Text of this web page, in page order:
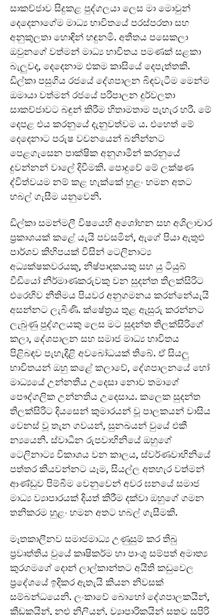
සාකච්ජාව සිදුකළ පුද්ගලයා ලෙස මා මොවුන්
දෙදෙනාගේම මාධ්‍ය භාවිතයේ පරස්පරතා සහ
අනුකුලතා හොඳින් හඳුනමි. අතීතය පසෙකලා
ඔවුනගේ වත්මන් මාධ්‍ය භාවිතය පමණක් සළකා
බැලුවද, දෙදෙනාම එකම කාසියේ දෙපැත්තකි.
ඩිල්කා පසුගිය රජයේ දේශපාලන බිඳවැටීම මෙන්ම
ඔමායා වත්මන් රජයේ පරිපාලන දුර්වලතා
සාකච්ජාවට බඳුන් කිරීම හිතාමතාම පැහැර හරී. මේ
දෙපළ එය කරනුයේ දැනුවත්වම ය. එහෙත් මේ
දෙදෙනාට පරුෂ වචනයෙන් බනින්නට
පෙළගැසෙන පාක්ෂික අනුගාමීන් කරනුයේ
දුවන්නන් වාලේ දිවීමකි. පොදුවේ මේ ලක්ෂණ
ද්විත්වයම නම් කළ හැක්කේ හුළං හමන අතට
හබල් ගැසීම යනුවෙනි.
ඩිල්කා සමන්මලී විෂයෙහි අශෝභන සහ අශිලාචාර
ප්‍රකාශයක් කළේ යැයි පවසමින්, ඇගේ පියා ඇතුළු
පාර්ශව කිහිපයක් විසින් ටෙලිනාට්‍ය
අධ්‍යක්ෂකවරයකු, නිෂ්පාදකයකු සහ යු ටියුබ්
වීඩියෝ නිර්මාණකරුවකු වන සුදන්ත තිලක්සිරිට
එරෙහිව නීතිමය පියවර අනුගමනය කරන්නේයැයි
අසන්නට ලැබිණි. ක්ෂේත්‍රය තුළ ඇසුරු කරන්නට
ලැබුණු පුද්ගලයකු ලෙස මට සුදන්ත තිලක්සිරිගේ
කලා, දේශපාලන සහ සමාජ මාධ්‍ය භාවිතය
පිළිබඳව පැහැදිළි අවබෝධයක් තිබේ. ඒ සියලු
භාවිතයන් ඔහු කළේ කලාවේ, දේශපාලනයේ හෝ
මාධ්‍යයේ උන්නතිය උදෙසා නොව තමාගේ
පෞද්ගලික උන්නතිය උදෙසාය. කලෙක සුදන්ත
තිලක්සිරිට දියසෙන් කුමාරයන් වූ පාලකයන් වාසිය
වෙනස් වූ තැන ගවයන්, සුනඛයන් වුයේ එකී
න්‍යයෙනි. ස්වාධීන රුපවාහිනියේ ඔහුගේ
ටෙලිනාට්‍ය විකාශය වන කාලය, ස්වර්ණවාහිනියේ
පත්තර කියවන්නට යෑම, සියල්ල අතහැර වත්මන්
ආණ්ඩුව පිම්බීම වෙනුවෙන් අවර ඝනයේ සමාජ
මාධ්‍ය ව්‍යාපාරයක් දියත් කිරීම දක්වා ඔහුගේ ගමන
තනිකරම හුළං හමන අතට හබල් ගැසීමකි.
මෑතකාලීනව සමාජමාධ්‍ය උණුසුම් කර තිබු
ප්‍රවෘත්තිය වුයේ කෘෂිකර්ම හා පාංශු සම්පත් අමාත්‍ය
කුරගමගේ දොන් ලාල්කාන්තට අයිති කඩුවෙල
ප්‍රදේශයේ ඉදිකර ඇතැයි කියන නිවසක්
සම්බන්ධයෙනි. ලංකාවේ බොහෝ දේශපාලකයින්,
ක්‍රීඩකයින්, නළු නිලියන්, ව්‍යාපාරිකයින් සතුව සුපිරි